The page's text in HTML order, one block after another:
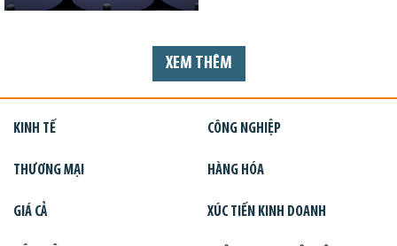
XEM THÊM
KINH TẾ CÔNG NGHIỆP
THƯƠNG MẠI HÀNG HÓA
GIÁ CẢ XÚC TIẾN KINH DOANH